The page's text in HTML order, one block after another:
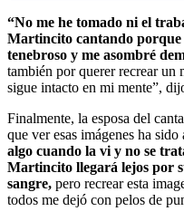
“No me he tomado ni el
Martincito cantando porque
tenebroso y me asombré
también por querer recrear
sigue intacto en mi mente”,
Finalmente, la esposa del
que ver esas imágenes ha
algo cuando la vi y no se
Martincito llegará lejos por
sangre, pero recrear esta
todos me dejó con pelos de